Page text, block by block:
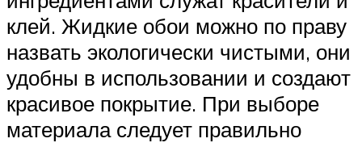
клей. Жидкие обои можно по праву
назвать экологически чистыми, они
удобны в использовании и создают
красивое покрытие. При выборе
материала следует правильно